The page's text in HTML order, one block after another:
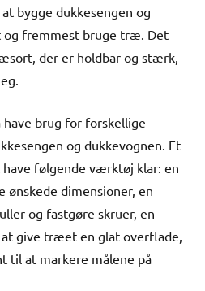
bygge dukkesengen og
og fremmest bruge træ. Det
der er holdbar og stærk,
brug for forskellige
og dukkevognen. Et
følgende værktøj klar: en
dimensioner, en
og fastgøre skruer, en
give træet en glat overflade,
til at markere målene på